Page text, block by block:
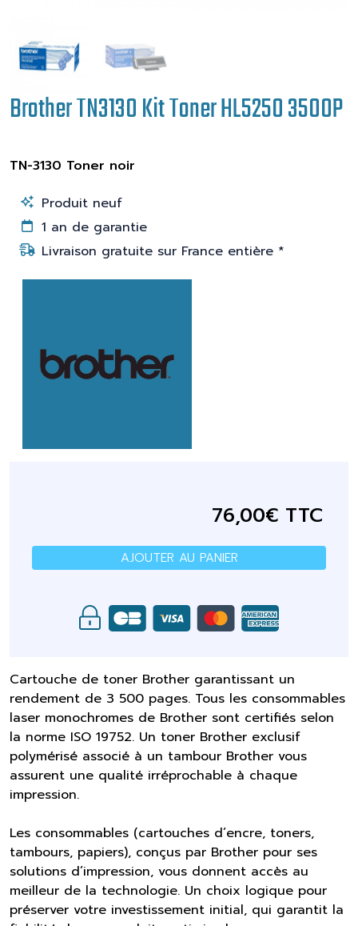
Brother TN3130 Kit Toner HL5250 3500P
TN-3130 Toner noir
Produit neuf
1 an de garantie
Livraison gratuite sur France entière *
76,00€ TTC
AJOUTER AU PANIER
Cartouche de toner Brother garantissant un
rendement de 3 500 pages. Tous les consommables
laser monochromes de Brother sont certifiés selon
la norme ISO 19752. Un toner Brother exclusif
polymérisé associé à un tambour Brother vous
assurent une qualité irréprochable à chaque
impression.
Les consommables (cartouches d’encre, toners,
tambours, papiers), conçus par Brother pour ses
solutions d’impression, vous donnent accès au
meilleur de la technologie. Un choix logique pour
préserver votre investissement initial, qui garantit la